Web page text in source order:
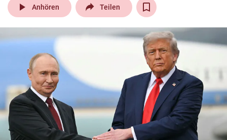
bookmark
search
Suchbegriff
eingeben
© Krone Multimedia GmbH & Co KG 2026
Muthgasse 2, 1190 Wien
play_arrow Anhören Teilen